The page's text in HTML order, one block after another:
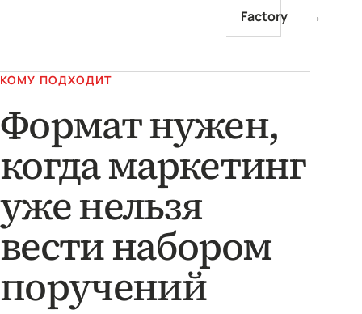
Factory →
КОМУ ПОДХОДИТ
Формат нужен,
когда маркетинг
уже нельзя
вести набором
поручений